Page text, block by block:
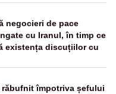
negocieri de pace
cu Iranul, în timp ce
existența discuțiilor cu
răbufnit împotriva șefului